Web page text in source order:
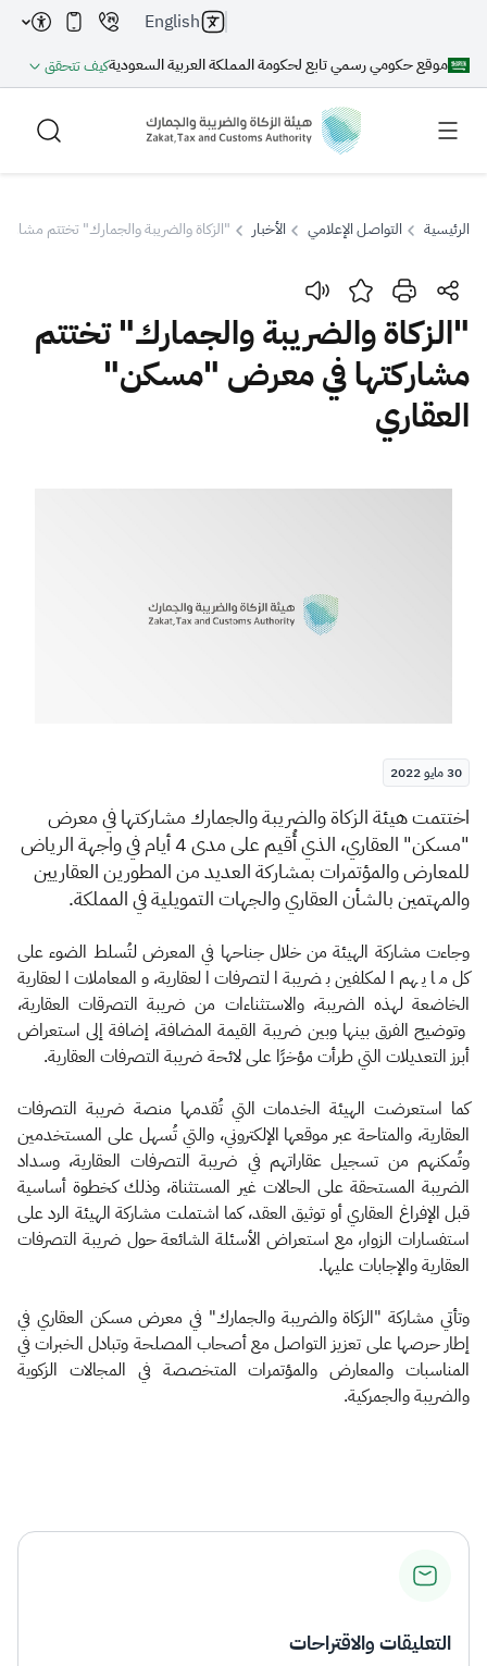
موقع حكومي رسمي تابع لحكومة المملكة العربية السعوديةكيف تتحقق
English
بحث
بحث بحث AI
اقتراحات
الزكاة الجمارك
ضريبة القيمة المضافة
الرئيسية التواصل الإعلامي الأخبار "الزكاة والضريبة والجمارك" تختتم
"الزكاة والضريبة والجمارك" تختتم
مشاركتها في معرض "مسكن"
العقاري
30 مايو 2022
​اختتمت هيئة الزكاة والضريبة والجمارك مشاركتها في معرض
"مسكن" العقاري،
الذي أُقيم على مدى 4 أيام في واجهة الرياض
للمعارض والمؤتمرات بمشاركة العديد من المطورين العقاريين
والمهتمين بالشأن العقاري والجهات التمويلية في المملكة.
وجاءت مشاركة الهيئة من خلال جناحها في المعرض لتُسلط الضوء على
كل ما يهم المكلفين بضريبة التصرفات العقارية، والمعاملات العقارية
الخاضعة لهذه الضريبة، والاستثناءات من ضريبة التصرقات العقارية،
وتوضيح الفرق بينها وبين ضريبة القيمة المضافة، إضافة إلى استعراض
أبرز التعديلات التي طرأت مؤخرًا على لائحة ضريبة التصرفات العقارية.
كما استعرضت الهيئة الخدمات التي تُقدمها منصة ضريبة التصرفات
العقارية، والمتاحة عبر موقعها الإلكتروني، والتي تُسهل على المستخدمين
وتُمكنهم من تسجيل عقاراتهم في ضريبة التصرفات العقارية، وسداد
الضريبة المستحقة على الحالات غير المستثناة، وذلك كخطوة أساسية
قبل الإفراغ العقاري أو توثيق العقد، كما اشتملت مشاركة الهيئة الرد على
استفسارات الزوار، مع استعراض الأسئلة الشائعة حول ضريبة التصرفات
العقارية والإجابات عليها.
وتأتي مشاركة "الزكاة والضريبة والجمارك" في معرض مسكن العقاري في
إطار حرصها على تعزيز التواصل مع أصحاب المصلحة وتبادل الخبرات في
المناسبات والمعارض والمؤتمرات المتخصصة في المجالات الزكوية
والضريبة والجمركية.
التعليقات والاقتراحات